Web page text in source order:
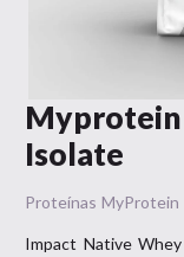
Myprotein
Isolate
Proteínas MyProtein
Impact Native